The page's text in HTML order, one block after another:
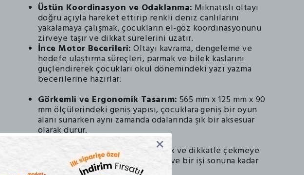
Üstün Koordinasyon ve Odaklanma: Mıknatıslı oltayı
doğru açıyla hareket ettirip renkli deniz canlılarını
yakalamaya çalışmak, çocukların el-göz koordinasyonunu
zirveye taşır ve dikkat sürelerini uzatır.
İnce Motor Becerileri: Oltayı kavrama, dengeleme ve
hedefe ulaştırma süreçleri, parmak ve bilek kaslarını
güçlendirerek çocukları okul dönemindeki yazı yazma
becerilerine hazırlar.
Görkemli ve Ergonomik Tasarım: 565 mm x 125 mm x 90
mm ölçülerindeki geniş yapısı, çocuklara geniş bir oyun
alanı sunarken aynı zamanda odalarında şık bir aksesuar
olarak durur.
Sabır ve Strateji:Balıkları tek tek ve dikkatle çekmeye
çalışmak, çocuklara sabırlı olmayı ve bir işi sonuna kadar
başarıyla tamamlamayı öğretir.